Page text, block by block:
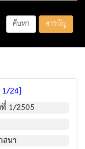
ค้นหา สารบัญ
24]
1/2505
นา